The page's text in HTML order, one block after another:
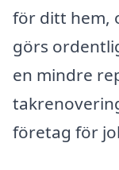
för ditt hem,
görs
en mindre
företag för